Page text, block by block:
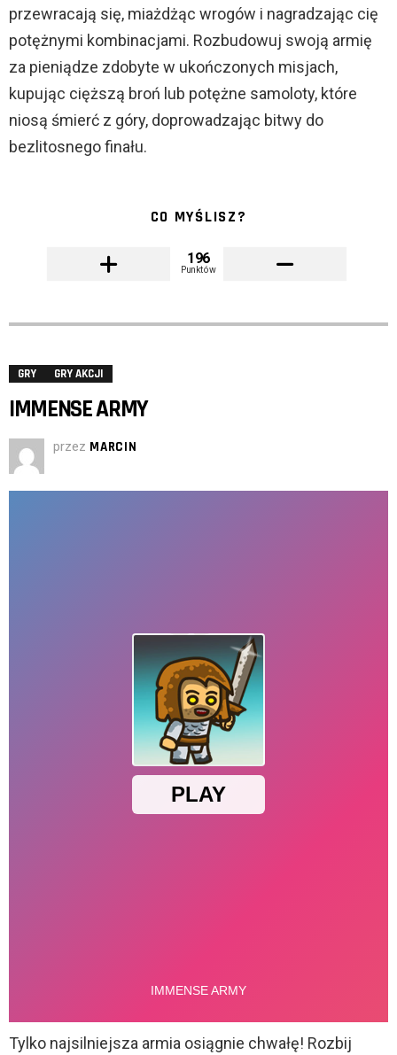
przewracają się, miażdżąc wrogów i nagradzając cię
potężnymi kombinacjami. Rozbudowuj swoją armię
za pieniądze zdobyte w ukończonych misjach,
kupując cięższą broń lub potężne samoloty, które
niosą śmierć z góry, doprowadzając bitwy do
bezlitosnego finału.
CO MYŚLISZ?
196
Punktów
GRY GRY AKCJI
IMMENSE ARMY
przez MARCIN
Tylko najsilniejsza armia osiągnie chwałę! Rozbij